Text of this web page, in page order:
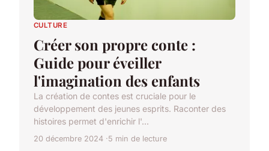
CULTURE
Créer son propre conte :
Guide pour éveiller
l'imagination des enfants
La création de contes est cruciale pour le
développement des jeunes esprits. Raconter des
histoires permet d'enrichir l'...
20 décembre 2024 5 min de lecture